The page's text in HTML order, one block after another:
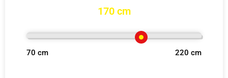
170 cm
70 cm 220 cm